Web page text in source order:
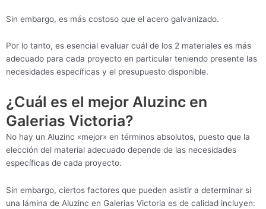
Sin embargo, es más costoso que el acero galvanizado.
Por lo tanto, es esencial evaluar cuál de los 2 materiales es más
adecuado para cada proyecto en particular teniendo presente las
necesidades específicas y el presupuesto disponible.
¿Cuál es el mejor Aluzinc en
Galerias Victoria?
No hay un Aluzinc «mejor» en términos absolutos, puesto que la
elección del material adecuado depende de las necesidades
específicas de cada proyecto.
Sin embargo, ciertos factores que pueden asistir a determinar si
una lámina de Aluzinc en Galerias Victoria es de calidad incluyen: